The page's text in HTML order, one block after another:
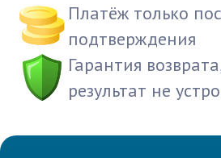
Платёж только
подтверждения
Гарантия
результат не